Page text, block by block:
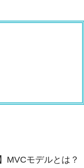
MVCモデルとは？